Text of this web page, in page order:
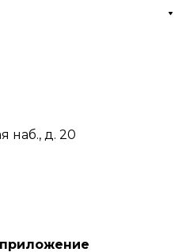
наб., д. 20